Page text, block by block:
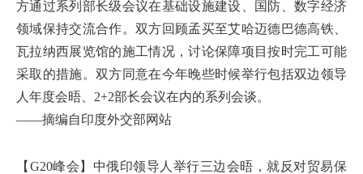
方通过系列部长级会议在基础设施建设、国防、数字经济
领域保持交流合作。双方回顾孟买至艾哈迈德巴德高铁、
瓦拉纳西展览馆的施工情况，讨论保障项目按时完工可能
采取的措施。双方同意在今年晚些时候举行包括双边领导
人年度会晤、2+2部长会议在内的系列会谈。
——摘编自印度外交部网站
【G20峰会】中俄印领导人举行三边会晤，就反对贸易保